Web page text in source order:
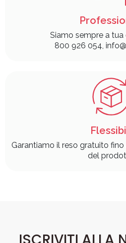
Siamo sempre a tua
800 926 054,
Garantiamo il reso gratuito
del